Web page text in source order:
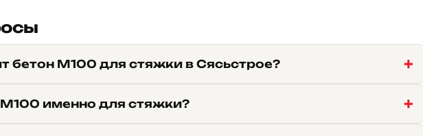
бетон М100 для стяжки в Сясьстрое?
именно для стяжки?